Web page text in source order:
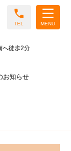
call
TEL MENU
へ徒歩2分
お知らせ